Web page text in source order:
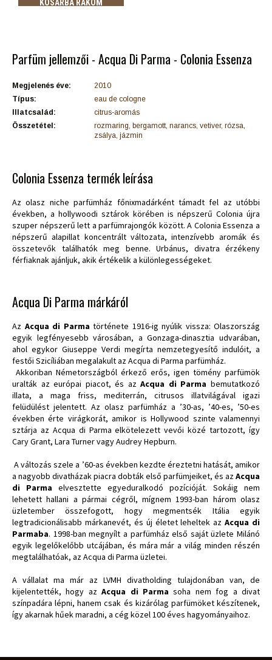
KOSÁRBA RAKOM
Parfüm jellemzői - Acqua Di Parma - Colonia Essenza
Megjelenés éve:
2010
Típus:
eau de cologne
Illatcsalád:
citrus-aromás
Összetétel:
rozmaring, bergamott, narancs, vetiver, rózsa,
zsálya, jázmin
Colonia Essenza termék leírása
Az olasz niche parfümház főnixmadárként támadt fel az utóbbi
években, a hollywoodi sztárok körében is népszerű Colonia újra
szuper népszerű lett a parfümrajongók között. A Colonia Essenza a
népszerű alapillat koncentrált változata, intenzívebb aromák és
összetevők találhatók meg benne. Urbánus, divatra érzékeny
férfiaknak ajánljuk, akik értékelik a különlegességeket.
Acqua Di Parma márkáról
Az Acqua di Parma története 1916-ig nyúlik vissza: Olaszország
egyik legfényesebb városában, a Gonzaga-dinasztia udvarában,
ahol egykor Giuseppe Verdi megírta nemzetegyesítő indulóit, a
festői Szicíliában megalakult az Acqua di Parma parfümház.
Akkoriban Németországból érkező erős, igen tömény parfümök
uralták az európai piacot, és azAcqua di Parma bemutatkozó
illata, a maga friss, mediterrán, citrusos illatvilágával igazi
felüdülést jelentett. Az olasz parfümház a ’30-as, ’40-es, ’50-es
években érte virágkorát, amikor is Hollywood szinte valamennyi
sztárja az Acqua di Parma elkötelezett vevői közé tartozott, így
Cary Grant, Lara Turner vagy Audrey Hepburn.
A változás szele a ’60-as években kezdte éreztetni hatását, amikor
a nagyobb divatházak piacra dobták első parfümjeiket, és azAcqua
di Parma elvesztette egyeduralkodó pozícióját. Sokáig nem
lehetett hallani a pármai cégről, mígnem 1993-ban három olasz
üzletember összefogott, hogy megmentsék Itália egyik
legtradicionálisabb márkanevét, és új életet leheltek azAcqua di
Parmaba. 1998-ban megnyílt a parfümház első saját üzlete Milánó
egyik legelőkelőbb utcájában, és mára már a világ minden részén
megtalálhatóak, az Acqua di Parma üzletei.
A vállalat ma már az LVMH divatholding tulajdonában van, de
kijelentették, hogy azAcqua di Parma soha nem fog a divat
színpadára lépni, hanem csak és kizárólag parfümöket készítenek,
így akarnak hűek maradni, a cég közel 100 éves hagyományaihoz.